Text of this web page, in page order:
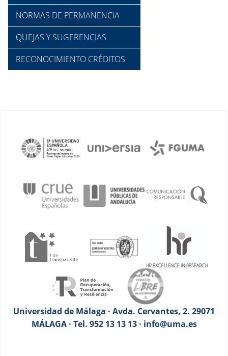
NORMAS DE PERMANENCIA
QUEJAS Y SUGERENCIAS
RECONOCIMIENTO CRÉDITOS
Universidad de Málaga · Avda. Cervantes, 2. 29071
MÁLAGA · Tel. 952 13 13 13 · info@uma.es